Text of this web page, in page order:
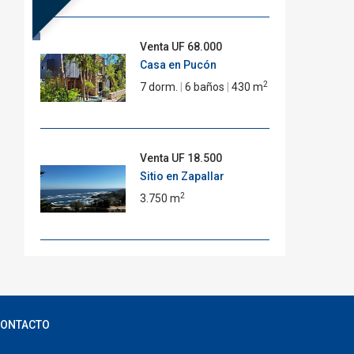
Venta UF 68.000
Casa en Pucón
7 dorm.
6 baños 430 m2
Venta UF 18.500
Sitio en Zapallar
3.750 m2